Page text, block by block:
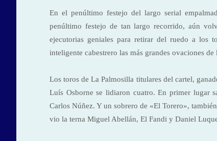
En el penúltimo festejo del largo serial
penúltimo festejo de tan lar­go recorrido, aún
ejecutorias geniales para retirar del ruedo a los
inteligente cabestrero las más grandes ovaciones de
Lostoros de La Palmosilla titulares del cartel,
Luís Osborne se lidiaron cuatro. En primer lugar
Carlos Núñez. Y un sobrero de «El Torero»,
vio la terna Miguel Abellán, El Fandi y Daniel